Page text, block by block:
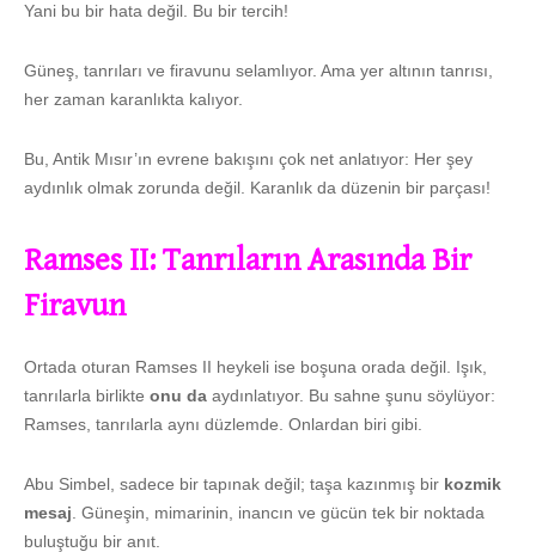
Yani bu bir hata değil. Bu bir tercih!
Güneş, tanrıları ve firavunu selamlıyor. Ama yer altının tanrısı,
her zaman karanlıkta kalıyor.
Bu, Antik Mısır’ın evrene bakışını çok net anlatıyor: Her şey
aydınlık olmak zorunda değil. Karanlık da düzenin bir parçası!
Ramses II: Tanrıların Arasında Bir
Firavun
Ortada oturan Ramses II heykeli ise boşuna orada değil. Işık,
tanrılarla birlikte onu da aydınlatıyor. Bu sahne şunu söylüyor:
Ramses, tanrılarla aynı düzlemde. Onlardan biri gibi.
Abu Simbel, sadece bir tapınak değil; taşa kazınmış bir kozmik
mesaj . Güneşin, mimarinin, inancın ve gücün tek bir noktada
buluştuğu bir anıt.